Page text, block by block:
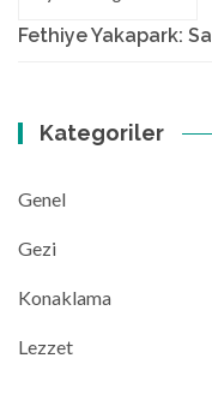
Fethiye Yakapark:
Kategoriler
Genel
Gezi
Konaklama
Lezzet